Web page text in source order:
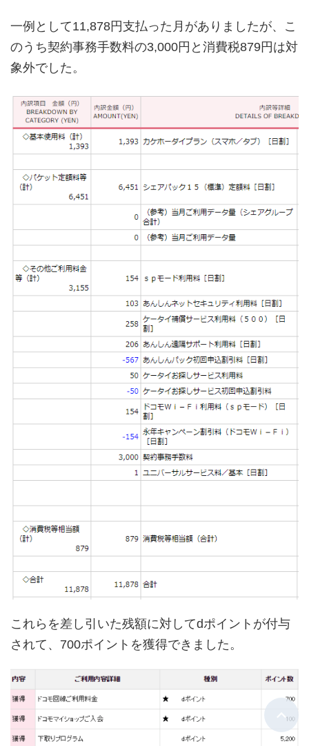
一例として11,878円支払った月がありましたが、こ
のうち契約事務手数料の3,000円と消費税879円は対
象外でした。
これらを差し引いた残額に対してdポイントが付与
されて、700ポイントを獲得できました。